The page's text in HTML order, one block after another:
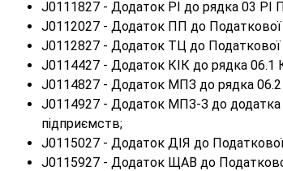
J0111827 - Додаток РІ до рядка 03 РІ
J0112027 - Додаток ПП до Податкової
J0112827 - Додаток ТЦ до Податкової
J0114427 - Додаток КІК до рядка 06.1
J0114827 - Додаток МПЗ до рядка 06.2
J0114927 - Додаток МПЗ-З до додатка
підприємств;
J0115027 - Додаток ДІЯ до
J0115927 - Додаток ЩАВ до